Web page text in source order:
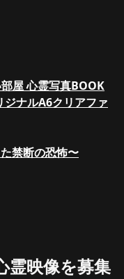
屋 心霊写真BOOK
ナルA6クリアファ
禁断の恐怖〜
霊映像を募集